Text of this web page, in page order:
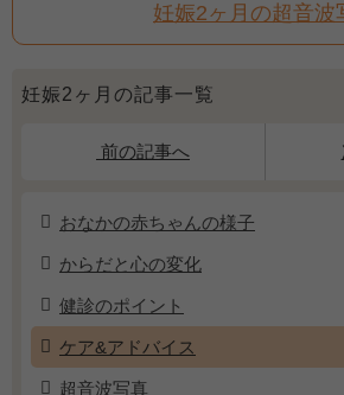
妊娠2ヶ月の超音波
妊娠2ヶ月の記事一覧
前の記事へ
おなかの赤ちゃんの様子
からだと心の変化
健診のポイント
ケア&アドバイス
超音波写真